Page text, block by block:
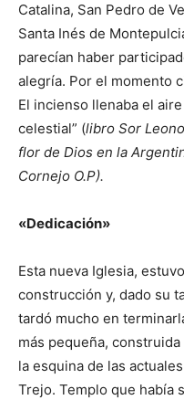
Catalina, San Pedro de
Santa Inés de
parecían haber
alegría. Por el momento
El incienso llenaba el
celestial” (libro Sor
flor de Dios en la
Cornejo O.P).
«Dedicación»
Esta nueva Iglesia,
construcción y, dado su
tardó mucho en
más pequeña,
la esquina de las
Trejo. Templo que había